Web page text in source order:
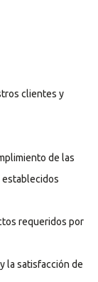
clientes y
de las
establecidos
requeridos por
la satisfacción de